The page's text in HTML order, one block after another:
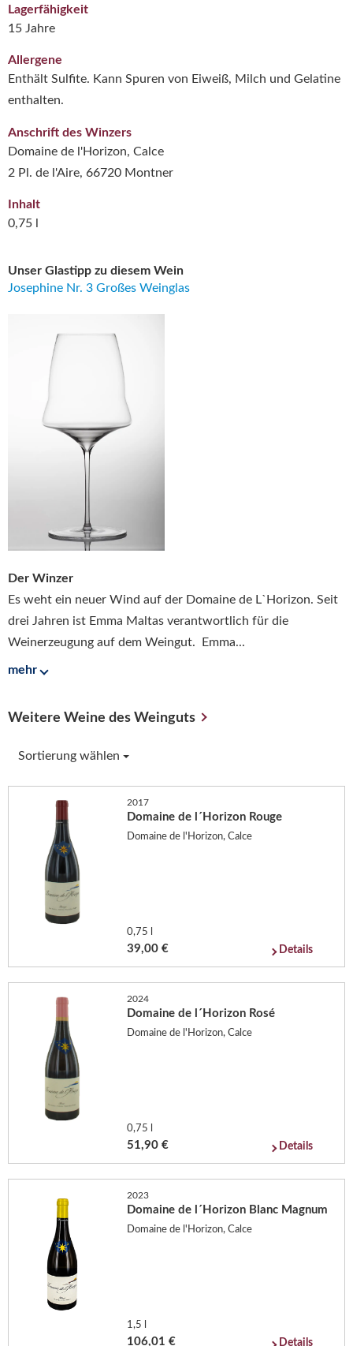
Unser Glastipp zu diesem Wein
Josephine Nr. 3 Großes Weinglas
Der Winzer
Es weht ein neuer Wind auf der Domaine de L`Horizon. Seit
drei Jahren ist Emma Maltas verantwortlich für die
Weinerzeugung auf dem Weingut. Emma...
mehr
Lagerfähigkeit
15 Jahre
Allergene
Enthält Sulfite. Kann Spuren von Eiweiß, Milch und Gelatine
enthalten.
Anschrift des Winzers
Domaine de l'Horizon, Calce
2 Pl. de l'Aire, 66720 Montner
Inhalt
0,75 l
Weitere Weine des Weinguts
Sortierung wählen
2017
Domaine de l´Horizon Rouge
Domaine de l'Horizon, Calce
0,75 l
39,00 € Details
2024
Domaine de l´Horizon Rosé
Domaine de l'Horizon, Calce
0,75 l
51,90 € Details
2023
Domaine de l´Horizon Blanc Magnum
Domaine de l'Horizon, Calce
1,5 l
106,01 € Details